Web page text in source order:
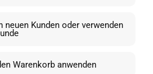
neuen Kunden oder verwenden
Warenkorb anwenden